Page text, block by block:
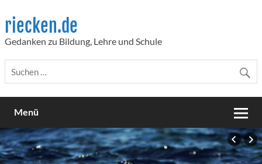
content
riecken.de
Gedanken zu Bildung, Lehre und Schule
Menü